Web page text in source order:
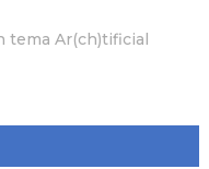
tema Ar(ch)tificial